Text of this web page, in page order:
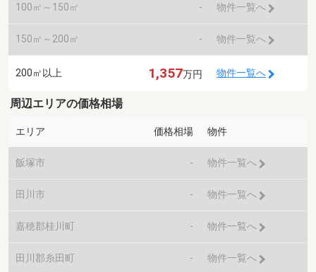
100㎡～150㎡ - 物件一覧へ
150㎡～200㎡ - 物件一覧へ
200㎡以上 1,357万円 物件一覧へ
周辺エリアの価格相場
エリア 価格相場 物件
飯塚市 - 物件一覧へ
田川市 - 物件一覧へ
嘉穂郡桂川町 - 物件一覧へ
田川郡糸田町 - 物件一覧へ